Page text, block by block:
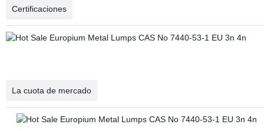
Certificaciones
La cuota de mercado